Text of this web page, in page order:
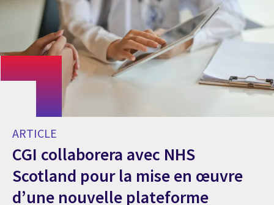
ARTICLE
CGI collaborera avec NHS
Scotland pour la mise en œuvre
d’une nouvelle plateforme